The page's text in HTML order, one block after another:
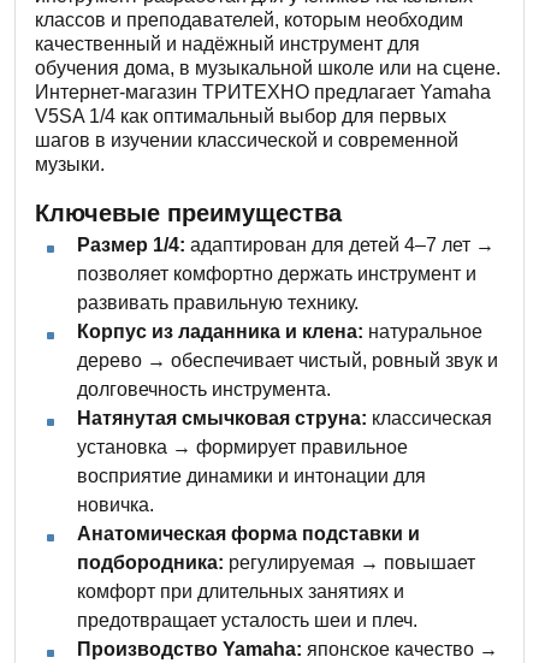
классов и преподавателей, которым необходим
качественный и надёжный инструмент для
обучения дома, в музыкальной школе или на сцене.
Интернет-магазин ТРИТЕХНО предлагает Yamaha
V5SA 1/4 как оптимальный выбор для первых
шагов в изучении классической и современной
музыки.
Ключевые преимущества
Размер 1/4: адаптирован для детей 4–7 лет →
позволяет комфортно держать инструмент и
развивать правильную технику.
Корпус из ладанника и клена: натуральное
дерево → обеспечивает чистый, ровный звук и
долговечность инструмента.
Натянутая смычковая струна: классическая
установка → формирует правильное
восприятие динамики и интонации для
новичка.
Анатомическая форма подставки и
подбородника: регулируемая → повышает
комфорт при длительных занятиях и
предотвращает усталость шеи и плеч.
Производство Yamaha: японское качество →